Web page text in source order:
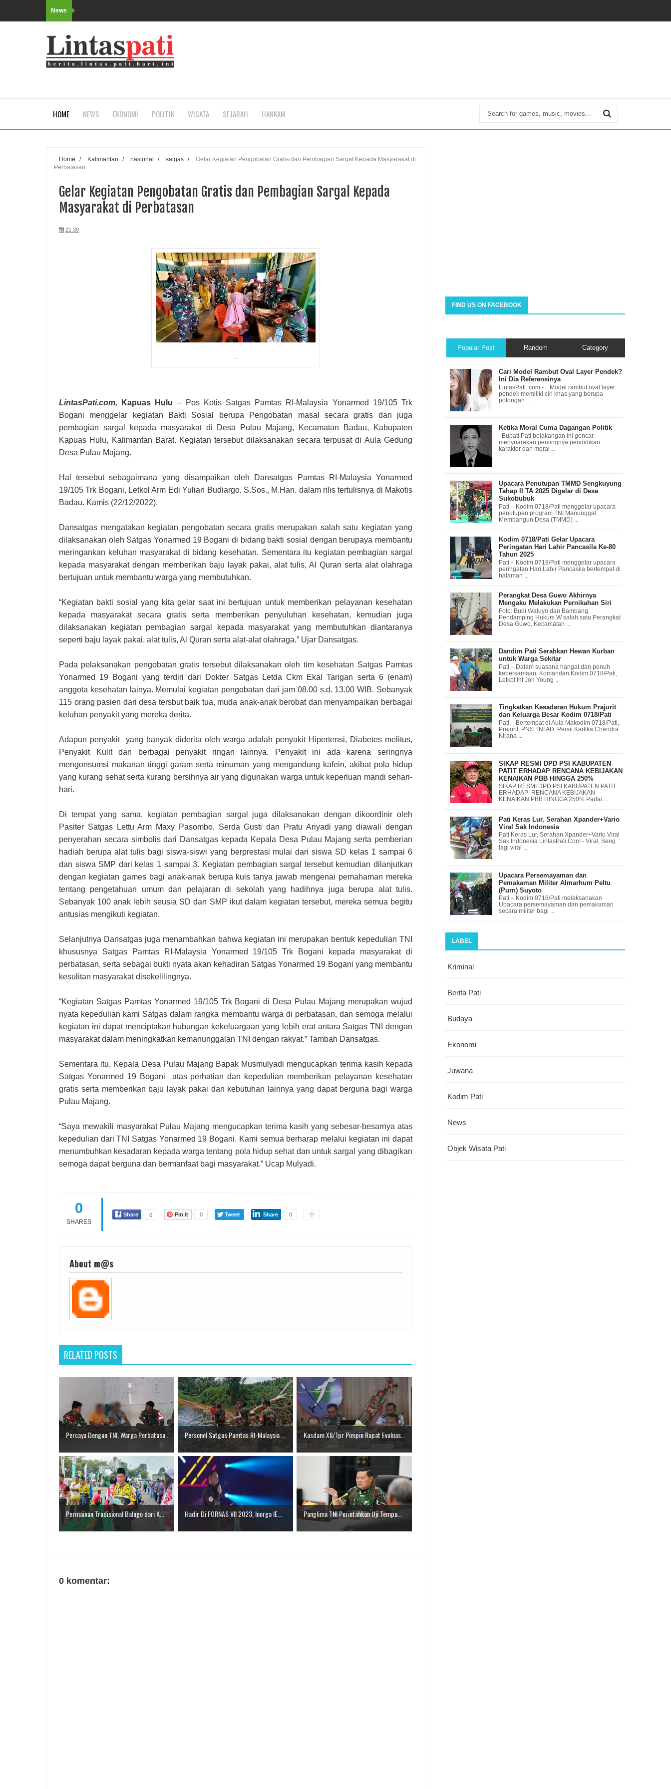
News
HOME NEWS EKONOMI POLITIK WISATA SEJARAH HANKAM
Home / Kalimantan / nasional / satgas /
Gelar Kegiatan Pengobatan Gratis dan Pembagian Sargal Kepada Masyarakat di
Perbatasan
Gelar Kegiatan Pengobatan Gratis dan Pembagian Sargal Kepada
Masyarakat di Perbatasan
21.39
LintasPati.com, Kapuas Hulu – Pos Kotis Satgas Pamtas RI-Malaysia Yonarmed 19/105 Trk
Bogani menggelar kegiatan Bakti Sosial berupa Pengobatan masal secara gratis dan juga
pembagian sargal kepada masyarakat di Desa Pulau Majang, Kecamatan Badau, Kabupaten
Kapuas Hulu, Kalimantan Barat. Kegiatan tersebut dilaksanakan secara terpusat di Aula Gedung
Desa Pulau Majang.
Hal tersebut sebagaimana yang disampaikan oleh Dansatgas Pamtas RI-Malaysia Yonarmed
19/105 Trk Bogani, Letkol Arm Edi Yulian Budiargo, S.Sos., M.Han. dalam rilis tertulisnya di Makotis
Badau. Kamis (22/12/2022).
Dansatgas mengatakan kegiatan pengobatan secara gratis merupakan salah satu kegiatan yang
dilaksanakan oleh Satgas Yonarmed 19 Bogani di bidang bakti sosial dengan berupaya membantu
meringankan keluhan masyarakat di bidang kesehatan. Sementara itu kegiatan pembagian sargal
kepada masyarakat dengan memberikan baju layak pakai, alat tulis, Al Quran serta alat olahraga
bertujuan untuk membantu warga yang membutuhkan.
“Kegiatan bakti sosial yang kita gelar saat ini bertujuan untuk memberikan pelayanan kesehatan
kepada masyarakat secara gratis serta memberikan penyuluhan kesehatan, kemudian juga
dilaksanakan kegiatan pembagian sargal kepada masyarakat yang membutuhkan diantaranya
seperti baju layak pakai, alat tulis, Al Quran serta alat-alat olahraga.” Ujar Dansatgas.
Pada pelaksanakan pengobatan gratis tersebut dilaksanakan oleh tim kesehatan Satgas Pamtas
Yonarmed 19 Bogani yang terdiri dari Dokter Satgas Letda Ckm Ekal Tarigan serta 6 (enam)
anggota kesehatan lainya. Memulai kegiatan pengobatan dari jam 08.00 s.d. 13.00 WIB. Sebanyak
115 orang pasien dari desa tersbut baik tua, muda anak-anak berobat dan menyampaikan berbagai
keluhan penyakit yang mereka derita.
Adapun penyakit yang banyak diderita oleh warga adalah penyakit Hipertensi, Diabetes melitus,
Penyakit Kulit dan berbagai penyakit ringan lainnya. Penyakit ini ada karena seringnya
mengonsumsi makanan tinggi garam serta minuman yang mengandung kafein, akibat pola hidup
yang kurang sehat serta kurang bersihnya air yang digunakan warga untuk keperluan mandi sehari-
hari.
Di tempat yang sama, kegiatan pembagian sargal juga dilaksanakan dengan dikoordinir oleh
Pasiter Satgas Lettu Arm Maxy Pasombo, Serda Gusti dan Pratu Ariyadi yang diawali dengan
penyerahan secara simbolis dari Dansatgas kepada Kepala Desa Pulau Majang serta pemberian
hadiah berupa alat tulis bagi siswa-siswi yang berprestasi mulai dari siswa SD kelas 1 sampai 6
dan siswa SMP dari kelas 1 sampai 3. Kegiatan pembagian sargal tersebut kemudian dilanjutkan
dengan kegiatan games bagi anak-anak berupa kuis tanya jawab mengenai pemahaman mereka
tentang pengetahuan umum dan pelajaran di sekolah yang hadihnya juga berupa alat tulis.
Sebanyak 100 anak lebih seusia SD dan SMP ikut dalam kegiatan tersebut, mereka semua begitu
antusias mengikuti kegiatan.
Selanjutnya Dansatgas juga menambahkan bahwa kegiatan ini merupakan bentuk kepedulian TNI
khususnya Satgas Pamtas RI-Malaysia Yonarmed 19/105 Trk Bogani kepada masyarakat di
perbatasan, serta sebagai bukti nyata akan kehadiran Satgas Yonarmed 19 Bogani yang membantu
kesulitan masyarakat disekelilingnya.
“Kegiatan Satgas Pamtas Yonarmed 19/105 Trk Bogani di Desa Pulau Majang merupakan wujud
nyata kepedulian kami Satgas dalam rangka membantu warga di perbatasan, dan semoga melalui
kegiatan ini dapat menciptakan hubungan kekeluargaan yang lebih erat antara Satgas TNI dengan
masyarakat dalam meningkatkan kemanunggalan TNI dengan rakyat.” Tambah Dansatgas.
Sementara itu, Kepala Desa Pulau Majang Bapak Musmulyadi mengucapkan terima kasih kepada
Satgas Yonarmed 19 Bogani atas perhatian dan kepedulian memberikan pelayanan kesehatan
gratis serta memberikan baju layak pakai dan kebutuhan lainnya yang dapat berguna bagi warga
Pulau Majang.
“Saya mewakili masyarakat Pulau Majang mengucapkan terima kasih yang sebesar-besarnya atas
kepedulian dari TNI Satgas Yonarmed 19 Bogani. Kami semua berharap melalui kegiatan ini dapat
menumbuhkan kesadaran kepada warga tentang pola hidup sehat dan untuk sargal yang dibagikan
semoga dapat berguna dan bermanfaat bagi masyarakat.” Ucap Mulyadi.
0
SHARES
Share 0 Pin it 0 Tweet Share 0
About m@s
RELATED POSTS
Percaya Dengan TNI, Warga Perbatasa... Personel Satgas Pamtas RI-Malaysia ... Kasdam XII/Tpr Pimpin Rapat Evaluas...
Permainan Tradisional Balogo dari K... Hadir Di FORNAS VII 2023, Inorga IE... Panglima TNI Perintahkan Uji Tempu...
0 komentar:
FIND US ON FACEBOOK
Popular Post Random Category
Cari Model Rambut Oval Layer Pendek?
Ini Dia Referensinya
LintasPati .com - , Model rambut oval layer
pendek memiliki ciri khas yang berupa
potongan ...
Ketika Moral Cuma Dagangan Politik
Bupati Pati belakangan ini gencar
menyuarakan pentingnya pendidikan
karakter dan moral ...
Upacara Penutupan TMMD Sengkuyung
Tahap II TA 2025 Digelar di Desa
Sukobubuk
Pati – Kodim 0718/Pati menggelar upacara
penutupan program TNI Manunggal
Membangun Desa (TMMD) ...
Kodim 0718/Pati Gelar Upacara
Peringatan Hari Lahir Pancasila Ke-80
Tahun 2025
Pati – Kodim 0718/Pati menggelar upacara
peringatan Hari Lahir Pancasila bertempat di
halaman ...
Perangkat Desa Guwo Akhirnya
Mengaku Melakukan Pernikahan Siri
Foto: Budi Waluyo dan Bambang,
Pendamping Hukum W salah satu Perangkat
Desa Guwo, Kecamatan ...
Dandim Pati Serahkan Hewan Kurban
untuk Warga Sekitar
Pati – Dalam suasana hangat dan penuh
kebersamaan, Komandan Kodim 0718/Pati,
Letkol Inf Jon Young ...
Tingkatkan Kesadaran Hukum Prajurit
dan Keluarga Besar Kodim 0718/Pati
Pati – Bertempat di Aula Makodim 0718/Pati,
Prajurit, PNS TNI AD, Persit Kartika Chandra
Kirana ...
SIKAP RESMI DPD PSI KABUPATEN
PATIT ERHADAP RENCANA KEBIJAKAN
KENAIKAN PBB HINGGA 250%
SIKAP RESMI DPD PSI KABUPATEN PATIT
ERHADAP RENCANA KEBIJAKAN
KENAIKAN PBB HINGGA 250% Partai ...
Pati Keras Lur, Serahan Xpander+Vario
Viral Sak Indonesia
Pati Keras Lur, Serahan Xpander+Vario Viral
Sak Indonesia LintasPati.Com - Viral, Seng
lagi viral ...
Upacara Persemayaman dan
Pemakaman Militer Almarhum Peltu
(Purn) Suyoto
Pati – Kodim 0718/Pati melaksanakan
Upacara persemayaman dan pemakaman
secara militer bagi ...
LABEL
Kriminal
Berita Pati
Budaya
Ekonomi
Juwana
Kodim Pati
News
Objek Wisata Pati